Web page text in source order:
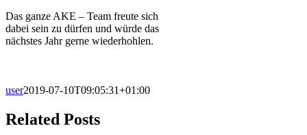
Das ganze AKE – Team freute sich
dabei sein zu dürfen und würde das
nächstes Jahr gerne wiederhohlen.
user2019-07-10T09:05:31+01:00
Related Posts